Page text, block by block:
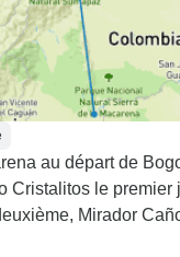
au départ de
Cristalitos le premier
Mirador